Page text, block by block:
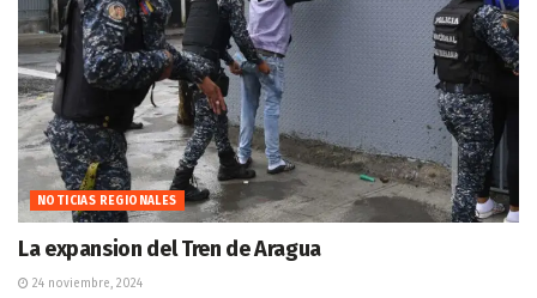
NOTICIAS REGIONALES
La expansion del Tren de Aragua
24 noviembre, 2024